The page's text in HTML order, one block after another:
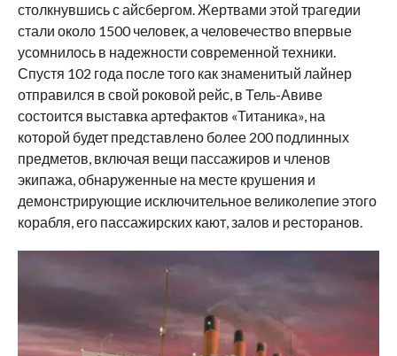
столкнувшись с айсбергом. Жертвами этой трагедии
стали около 1500 человек, а человечество впервые
усомнилось в надежности современной техники.
Спустя 102 года после того как знаменитый лайнер
отправился в свой роковой рейс, в Тель-Авиве
состоится выставка артефактов «Титаника», на
которой будет представлено более 200 подлинных
предметов, включая вещи пассажиров и членов
экипажа, обнаруженные на месте крушения и
демонстрирующие исключительное великолепие этого
корабля, его пассажирских кают, залов и ресторанов.